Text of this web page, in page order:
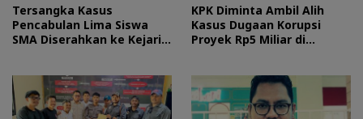
Tersangka Kasus
Pencabulan Lima Siswa
SMA Diserahkan ke Kejari
KPK Diminta Ambil Alih
Kasus Dugaan Korupsi
Proyek Rp5 Miliar di